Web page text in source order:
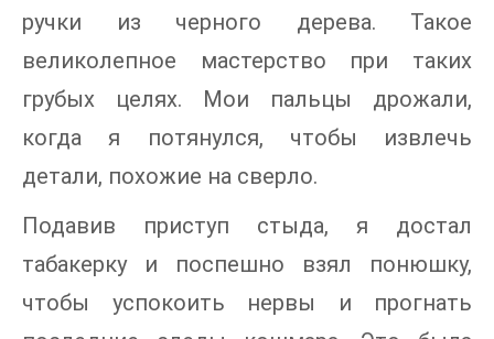
ручки из черного дерева. Такое
великолепное мастерство при таких
грубых целях. Мои пальцы дрожали,
когда я потянулся, чтобы извлечь
детали, похожие на сверло.
Подавив приступ стыда, я достал
табакерку и поспешно взял понюшку,
чтобы успокоить нервы и прогнать